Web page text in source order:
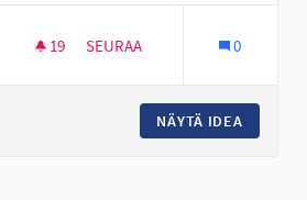
19 19 SEURAAJAA
SEURAA 0
NÄYTÄ IDEA